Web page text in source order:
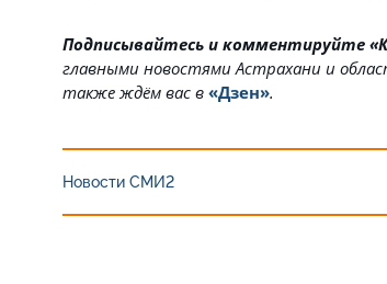
Подписывайтесь и комментируйте
главными новостями Астрахани и
также ждём вас в «Дзен».
Новости СМИ2